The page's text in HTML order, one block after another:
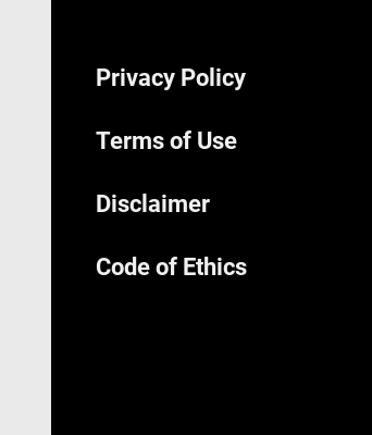
Privacy Policy
Terms of Use
Disclaimer
Code of Ethics